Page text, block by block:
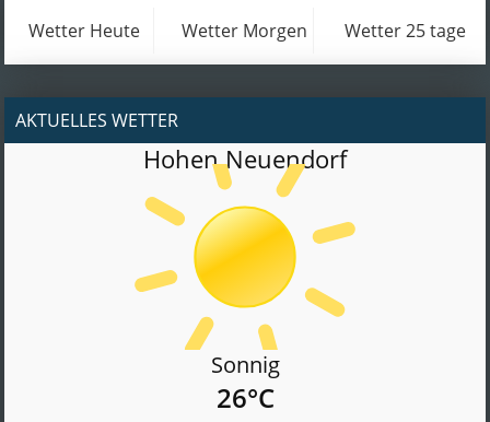
Wetter Heute Wetter Morgen Wetter 25 tage
AKTUELLES WETTER
Hohen Neuendorf
Sonnig
26°C